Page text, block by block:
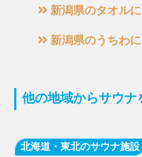
新潟県のタオル
新潟県のうちわ
他の地域からサウナ
北海道・東北のサウナ施設